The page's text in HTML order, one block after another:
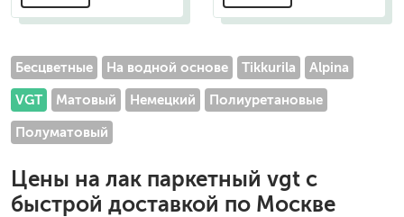
Бесцветные На водной основе Tikkurila Alpina
VGT Матовый Немецкий Полиуретановые
Полуматовый
Цены на лак паркетный vgt с
быстрой доставкой по Москве